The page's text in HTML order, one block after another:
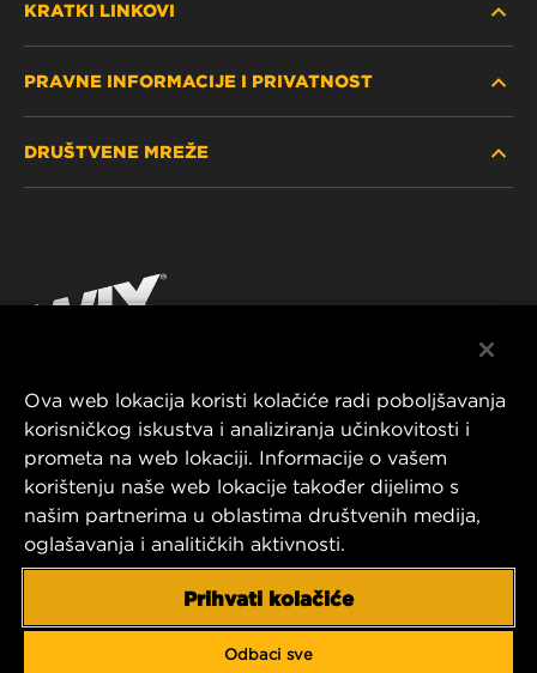
KRATKI LINKOVI
GDJE KUPITI
KONTAKTIRAJTE NAS
PRAVNE INFORMACIJE I PRIVATNOST
IMPRESSUM
DRUŠTVENE MREŽE
YouTube
MANN+HUMMEL FT Poland
ul. Wrocławska 145,
63-800 GOSTYŃ, POLAND
Tel. +48 65 572 89 00
E-mail:info@mann-hummel.com
MANN+HUMMEL GROUP
Ova web lokacija koristi kolačiće radi poboljšavanja
korisničkog iskustva i analiziranja učinkovitosti i
prometa na web lokaciji. Informacije o vašem
korištenju naše web lokacije također dijelimo s
našim partnerima u oblastima društvenih medija,
oglašavanja i analitičkih aktivnosti.
Prihvati kolačiće
Odbaci sve